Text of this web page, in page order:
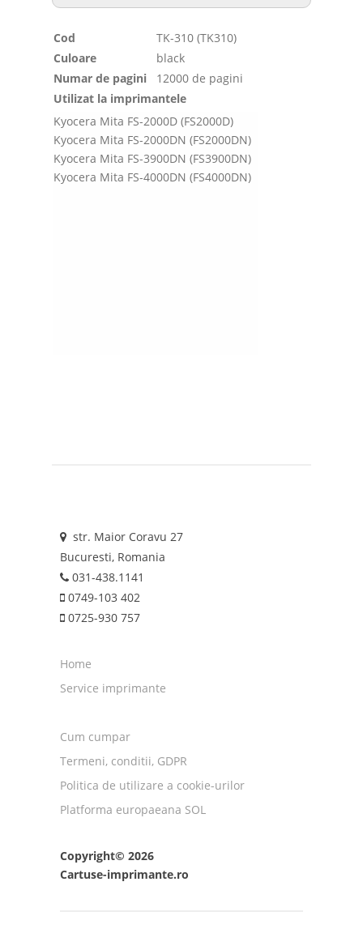
Cod
TK-310 (TK310)
Culoare
black
Numar de pagini
12000 de pagini
Utilizat la imprimantele
Kyocera Mita FS-2000D (FS2000D)
Kyocera Mita FS-2000DN (FS2000DN)
Kyocera Mita FS-3900DN (FS3900DN)
Kyocera Mita FS-4000DN (FS4000DN)
str. Maior Coravu 27
Bucuresti, Romania
031-438.1141
0749-103 402
0725-930 757
Home
Service imprimante
Cum cumpar
Termeni, conditii, GDPR
Politica de utilizare a cookie-urilor
Platforma europaeana SOL
Copyright© 2026
Cartuse-imprimante.ro